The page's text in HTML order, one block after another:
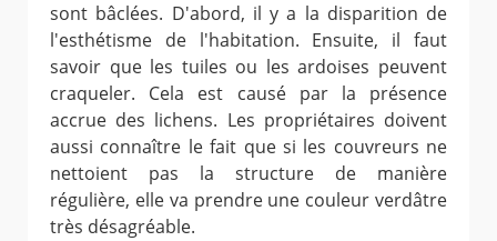
sont bâclées. D'abord, il y a la disparition de
l'esthétisme de l'habitation. Ensuite, il faut
savoir que les tuiles ou les ardoises peuvent
craqueler. Cela est causé par la présence
accrue des lichens. Les propriétaires doivent
aussi connaître le fait que si les couvreurs ne
nettoient pas la structure de manière
régulière, elle va prendre une couleur verdâtre
très désagréable.